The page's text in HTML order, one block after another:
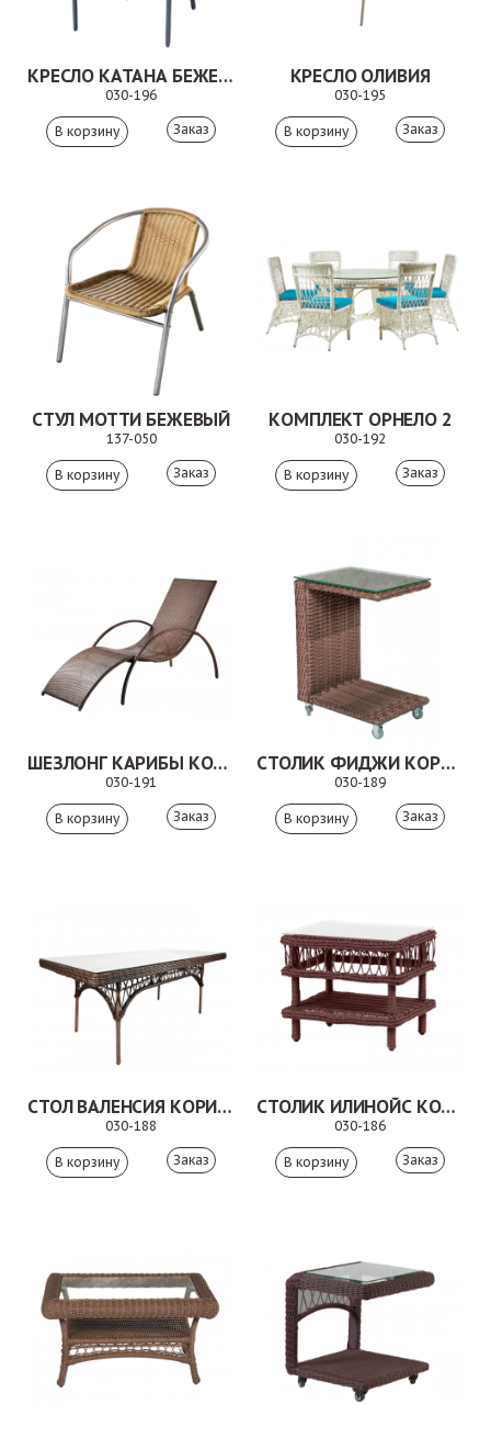
КРЕСЛО КАТАНА БЕЖЕВОЕ
030-196
Заказ
КРЕСЛО ОЛИВИЯ
030-195
Заказ
СТУЛ МОТТИ БЕЖЕВЫЙ
137-050
Заказ
КОМПЛЕКТ ОРНЕЛО 2
030-192
Заказ
ШЕЗЛОНГ КАРИБЫ КОРИЧНЕВЫЙ
030-191
Заказ
СТОЛИК ФИДЖИ КОРИЧНЕВЫЙ
030-189
Заказ
СТОЛ ВАЛЕНСИЯ КОРИЧНЕВЫЙ
030-188
Заказ
СТОЛИК ИЛИНОЙС КОРИЧНЕВЫЙ
030-186
Заказ